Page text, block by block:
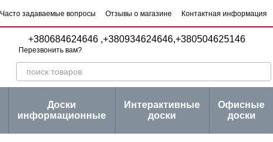
Часто задаваемые вопросы Отзывы о магазине Контактная информация
Договор публичной оферты Серии товаров Блог
+380684624646 ,+380934624646,+380504625146
Перезвонить вам?
Доски
информационные
Интерактивные
доски
Офисные
доски